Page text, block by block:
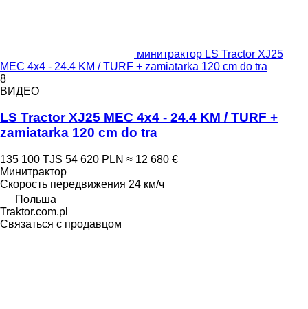
минитрактор LS Tractor XJ25
MEC 4x4 - 24.4 KM / TURF + zamiatarka 120 cm do tra
8
ВИДЕО
LS Tractor XJ25 MEC 4x4 - 24.4 KM / TURF +
zamiatarka 120 cm do tra
135 100 TJS 54 620 PLN ≈ 12 680 €
Минитрактор
Скорость передвижения 24 км/ч
Польша
Traktor.com.pl
Связаться с продавцом